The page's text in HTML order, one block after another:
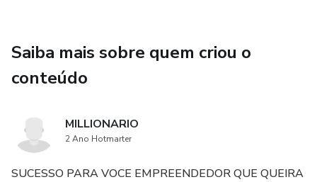
Saiba mais sobre quem criou o
conteúdo
MILLIONARIO
2 Ano Hotmarter
SUCESSO PARA VOCE EMPREENDEDOR QUE QUEIRA